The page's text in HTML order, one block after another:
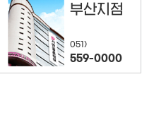
부산지점
051)
559-0000